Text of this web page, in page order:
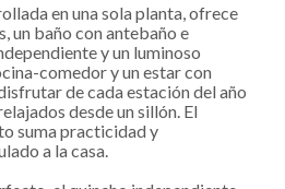
en una sola planta, ofrece
un baño con antebaño e
y un luminoso
comedor y un estar con
de cada estación del año
desde un sillón. El
suma practicidad y
a la casa.